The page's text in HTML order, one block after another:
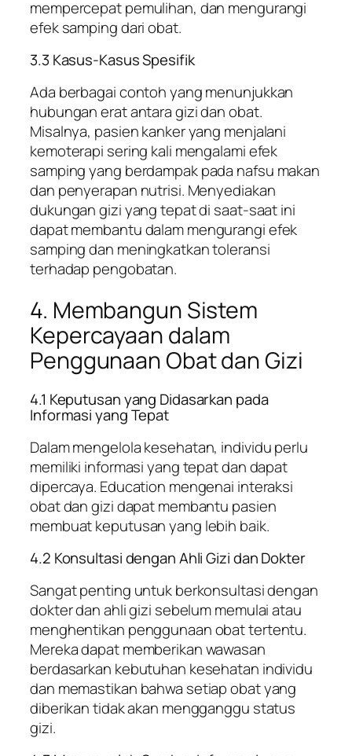
mempercepat pemulihan, dan mengurangi
efek samping dari obat.
3.3 Kasus-Kasus Spesifik
Ada berbagai contoh yang menunjukkan
hubungan erat antara gizi dan obat.
Misalnya, pasien kanker yang menjalani
kemoterapi sering kali mengalami efek
samping yang berdampak pada nafsu makan
dan penyerapan nutrisi. Menyediakan
dukungan gizi yang tepat di saat-saat ini
dapat membantu dalam mengurangi efek
samping dan meningkatkan toleransi
terhadap pengobatan.
4. Membangun Sistem
Kepercayaan dalam
Penggunaan Obat dan Gizi
4.1 Keputusan yang Didasarkan pada
Informasi yang Tepat
Dalam mengelola kesehatan, individu perlu
memiliki informasi yang tepat dan dapat
dipercaya. Education mengenai interaksi
obat dan gizi dapat membantu pasien
membuat keputusan yang lebih baik.
4.2 Konsultasi dengan Ahli Gizi dan Dokter
Sangat penting untuk berkonsultasi dengan
dokter dan ahli gizi sebelum memulai atau
menghentikan penggunaan obat tertentu.
Mereka dapat memberikan wawasan
berdasarkan kebutuhan kesehatan individu
dan memastikan bahwa setiap obat yang
diberikan tidak akan mengganggu status
gizi.